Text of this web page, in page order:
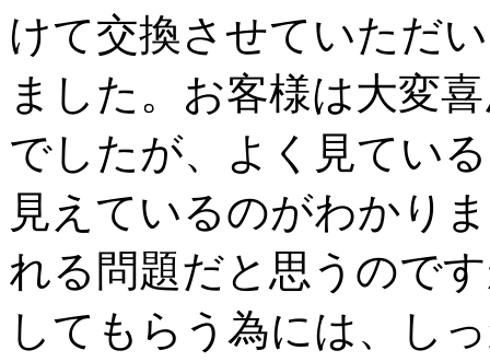
けて交換させていただ
ました。お客様は大変
でしたが、よく見てい
見えているのがわかり
れる問題だと思うので
してもらう為には、し